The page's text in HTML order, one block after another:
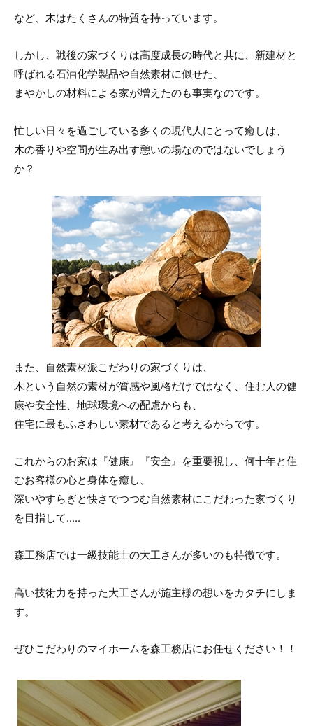
など、木はたくさんの特質を持っています。
しかし、戦後の家づくりは高度成長の時代と共に、新建材と
呼ばれる石油化学製品や自然素材に似せた、
まやかしの材料による家が増えたのも事実なのです。
忙しい日々を過ごしている多くの現代人にとって癒しは、
木の香りや空間が生み出す憩いの場なのではないでしょう
か？
また、自然素材派こだわりの家づくりは、
木という自然の素材が質感や風格だけではなく、住む人の健
康や安全性、地球環境への配慮からも、
住宅に最もふさわしい素材であると考えるからです。
これからのお家は『健康』『安全』を重要視し、何十年と住
むお客様の心と身体を癒し、
深いやすらぎと快さでつつむ自然素材にこだわった家づくり
を目指して.....
森工務店では一級技能士の大工さんが多いのも特徴です。
高い技術力を持った大工さんが施主様の想いをカタチにしま
す。
ぜひこだわりのマイホームを森工務店にお任せください！！